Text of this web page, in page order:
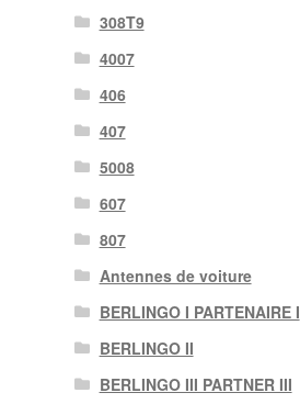
308T9
4007
406
407
5008
607
807
Antennes de voiture
BERLINGO I PARTENAIRE I
BERLINGO II
BERLINGO III PARTNER III